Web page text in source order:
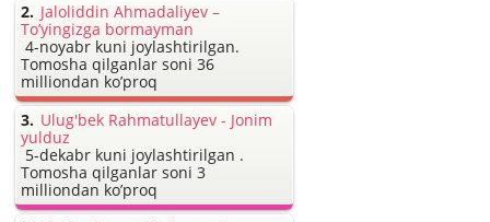
Jaloliddin Ahmadaliyev –
To’yingizga bormayman
4-noyabr kuni joylashtirilgan.
Tomosha qilganlar soni 36
milliondan ko’proq
Ulug'bek Rahmatullayev - Jonim
yulduz
5-dekabr kuni joylashtirilgan .
Tomosha qilganlar soni 3
milliondan ko’proq